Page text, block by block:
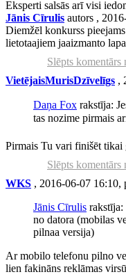
Eksperti salsās arī visi
Jānis Cīrulis autors ,
Diemžēl konkurss
lietotaajiem jaaizmanto
Slēpts komentārs
VietējaisMurisDzīvelīgs ,
Daņa Fox rakstīja:
tas nozime pirmais
Pirmais Tu vari finišēt
Slēpts komentārs
WKS , 2016-06-07 16:10,
Jānis Cīrulis rakstīja:
no datora (mobilas
pilnaa versija)
Ar mobilo telefonu pilno
lien fakināns reklāmas